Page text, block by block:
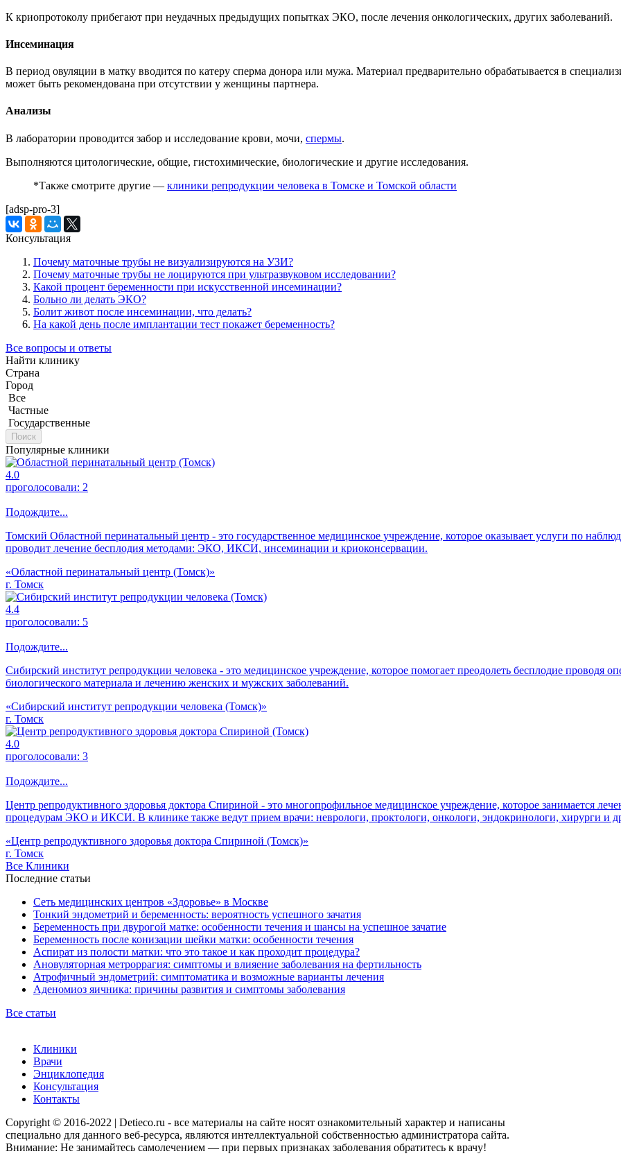
К криопротоколу прибегают при неудачных предыдущих попытках ЭКО, после лечения онкологических, других заболеваний.
Инсеминация
В период овуляции в матку вводится по катеру сперма донора или мужа. Материал предварительно обрабатывается в
может быть рекомендована при отсутствии у женщины партнера.
Анализы
В лаборатории проводится забор и исследование крови, мочи, спермы.
Выполняются цитологические, общие, гистохимические, биологические и другие исследования.
*Также смотрите другие — клиники репродукции человека в Томске и Томской области
[adsp-pro-3]
Консультация
Почему маточные трубы не визуализируются на УЗИ?
Почему маточные трубы не лоцируются при ультразвуковом исследовании?
Какой процент беременности при искусственной инсеминации?
Больно ли делать ЭКО?
Болит живот после инсеминации, что делать?
На какой день после имплантации тест покажет беременность?
Все вопросы и ответы
Найти клинику
Страна
Город
Все
Частные
Государственные
Поиск
Популярные клиники
4.0
проголосовали: 2
Подождите...
Томский Областной перинатальный центр - это государственное медицинское учреждение, которое оказывает услуги по
проводит лечение бесплодия методами: ЭКО, ИКСИ, инсеминации и криоконсервации.
«Областной перинатальный центр (Томск)»
г. Томск
4.4
проголосовали: 5
Подождите...
Сибирский институт репродукции человека - это медицинское учреждение, которое помогает преодолеть бесплодие
биологического материала и лечению женских и мужских заболеваний.
«Сибирский институт репродукции человека (Томск)»
г. Томск
4.0
проголосовали: 3
Подождите...
Центр репродуктивного здоровья доктора Спириной - это многопрофильное медицинское учреждение, которое занимается
процедурам ЭКО и ИКСИ. В клинике также ведут прием врачи: неврологи, проктологи, онкологи, эндокринологи, хирурги и
«Центр репродуктивного здоровья доктора Спириной (Томск)»
г. Томск
Все Клиники
Последние статьи
Сеть медицинских центров «Здоровье» в Москве
Тонкий эндометрий и беременность: вероятность успешного зачатия
Беременность при двурогой матке: особенности течения и шансы на успешное зачатие
Беременность после конизации шейки матки: особенности течения
Аспират из полости матки: что это такое и как проходит процедура?
Ановуляторная метроррагия: симптомы и влияение заболевания на фертильность
Атрофичный эндометрий: симптоматика и возможные варианты лечения
Аденомиоз яичника: причины развития и симптомы заболевания
Все статьи
Клиники
Врачи
Энциклопедия
Консультация
Контакты
Copyright © 2016-2022 | Detieco.ru - все материалы на сайте носят ознакомительный характер и написаны
специально для данного веб-ресурса, являются интеллектуальной собственностью администратора сайта.
Внимание: Не занимайтесь самолечением — при первых признаках заболевания обратитесь к врачу!